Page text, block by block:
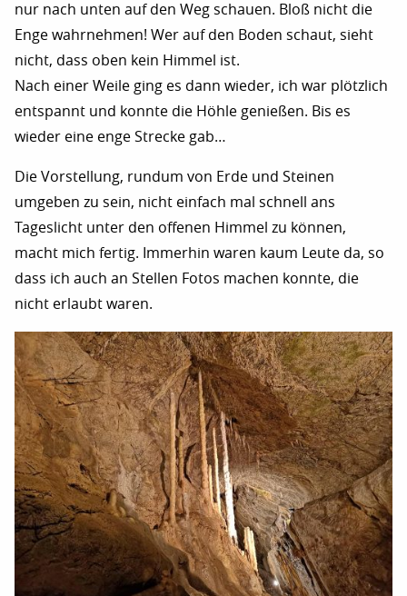
nur nach unten auf den Weg schauen. Bloß nicht die
Enge wahrnehmen! Wer auf den Boden schaut, sieht
nicht, dass oben kein Himmel ist.
Nach einer Weile ging es dann wieder, ich war plötzlich
entspannt und konnte die Höhle genießen. Bis es
wieder eine enge Strecke gab…
Die Vorstellung, rundum von Erde und Steinen
umgeben zu sein, nicht einfach mal schnell ans
Tageslicht unter den offenen Himmel zu können,
macht mich fertig. Immerhin waren kaum Leute da, so
dass ich auch an Stellen Fotos machen konnte, die
nicht erlaubt waren.